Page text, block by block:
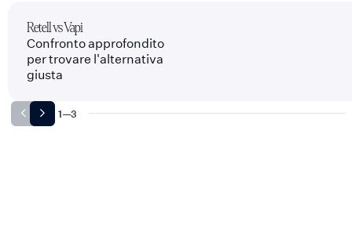
Retell vs Vapi
Confronto approfondito
per trovare l'alternativa
giusta
1—3